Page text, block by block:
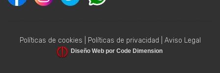
Políticas de cookies Políticas de privacidad Aviso Legal
Diseño Web por Code Dimension